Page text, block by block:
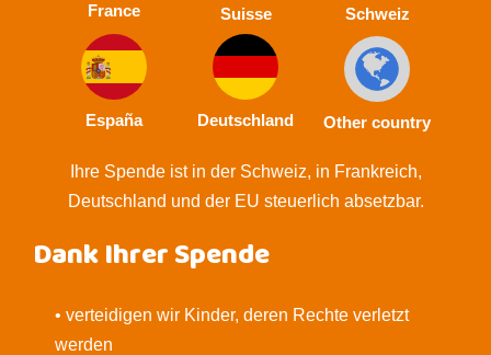
France Suisse Schweiz
España Deutschland Other country
Ihre Spende ist in der Schweiz, in Frankreich,
Deutschland und der EU steuerlich absetzbar.
Dank Ihrer Spende
• verteidigen wir Kinder, deren Rechte verletzt
werden